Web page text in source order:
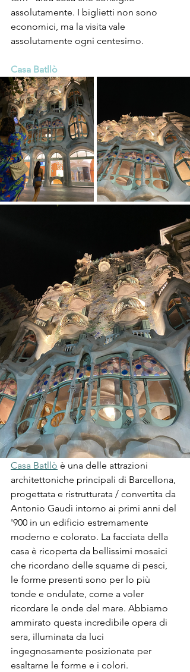
assolutamente. I biglietti non sono
economici, ma la visita vale
assolutamente ogni centesimo.
Casa Batllò
Casa Batllò è una delle attrazioni
architettoniche principali di Barcellona,
progettata e ristrutturata / convertita da
Antonio Gaudì intorno ai primi anni del
'900 in un edificio estremamente
moderno e colorato. La facciata della
casa è ricoperta da bellissimi mosaici
che ricordano delle squame di pesci,
le forme presenti sono per lo più
tonde e ondulate, come a voler
ricordare le onde del mare. Abbiamo
ammirato questa incredibile opera di
sera, illuminata da luci
ingegnosamente posizionate per
esaltarne le forme e i colori.